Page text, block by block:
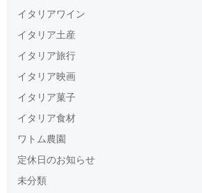
イタリアワイン
イタリア土産
イタリア旅行
イタリア映画
イタリア菓子
イタリア食材
ワトム農園
定休日のお知らせ
未分類